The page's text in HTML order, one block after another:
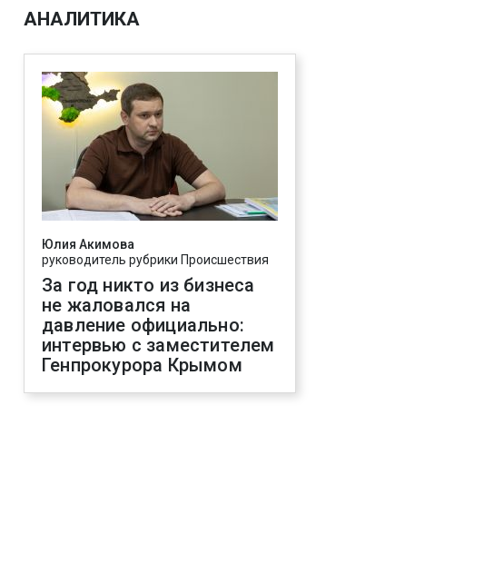
АНАЛИТИКА
Юлия Акимова
руководитель рубрики Происшествия
За год никто из бизнеса
не жаловался на
давление официально:
интервью с заместителем
Генпрокурора Крымом